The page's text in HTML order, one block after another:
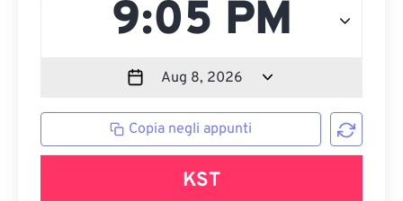
Copia negli appunti
KST